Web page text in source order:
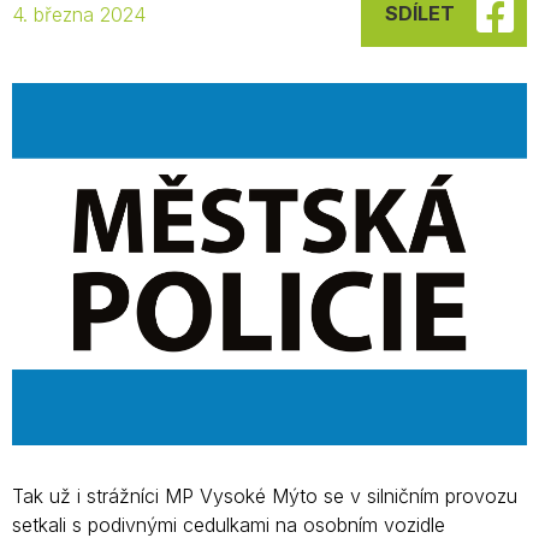
4. března 2024 SDÍLET
Tak už i strážníci MP Vysoké Mýto se v silničním provozu
setkali s podivnými cedulkami na osobním vozidle